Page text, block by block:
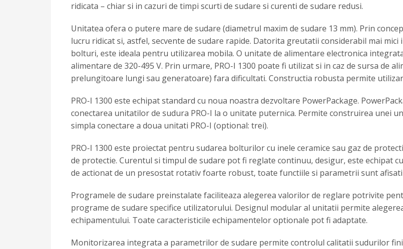
ridicata – chiar si in cazuri de timpi scurti de sudare si curenti de sudare redusi.
Unitatea ofera o putere mare de sudare (diametrul maxim de sudare 13 mm). Prin
lucru ridicat si, astfel, secvente de sudare rapide. Datorita greutatii considerabil mai
bolturi, este ideala pentru utilizarea mobila. O unitate de alimentare electronica
alimentare de 320-495 V. Prin urmare, PRO-I 1300 poate fi utilizat si in caz de sursa de
prelungitoare lungi sau generatoare) fara dificultati. Constructia robusta permite
PRO-I 1300 este echipat standard cu noua noastra dezvoltare PowerPackage.
conectarea unitatilor de sudura PRO-I la o unitate puternica. Permite construirea unei
simpla conectare a doua unitati PRO-I (optional: trei).
PRO-I 1300 este proiectat pentru sudarea bolturilor cu inele ceramice sau gaz de
de protectie. Curentul si timpul de sudare pot fi reglate continuu, desigur, este echipat
de actionat de un presostat rotativ foarte robust, toate functiile si parametrii sunt afisati
Programele de sudare preinstalate faciliteaza alegerea valorilor de reglare potrivite
programe de sudare specifice utilizatorului. Designul modular al unitatii permite
echipamentului. Toate caracteristicile echipamentelor optionale pot fi adaptate.
Monitorizarea integrata a parametrilor de sudare permite controlul calitatii sudurilor